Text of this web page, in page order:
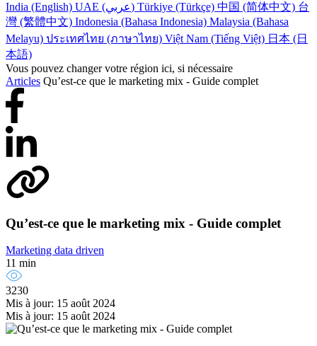
India (English)
UAE (عربي) Türkiye (Türkçe) 中国 (简体中文) 台
灣 (繁體中文) Indonesia (Bahasa Indonesia) Malaysia (Bahasa
Melayu) ประเทศไทย (ภาษาไทย) Việt Nam (Tiếng Việt) 日本 (日
本語)
Vous pouvez changer votre région ici, si nécessaire
Articles Qu’est-ce que le marketing mix - Guide complet
Qu’est-ce que le marketing mix - Guide complet
Marketing data driven
11 min
3230
Mis à jour: 15 août 2024
Mis à jour: 15 août 2024